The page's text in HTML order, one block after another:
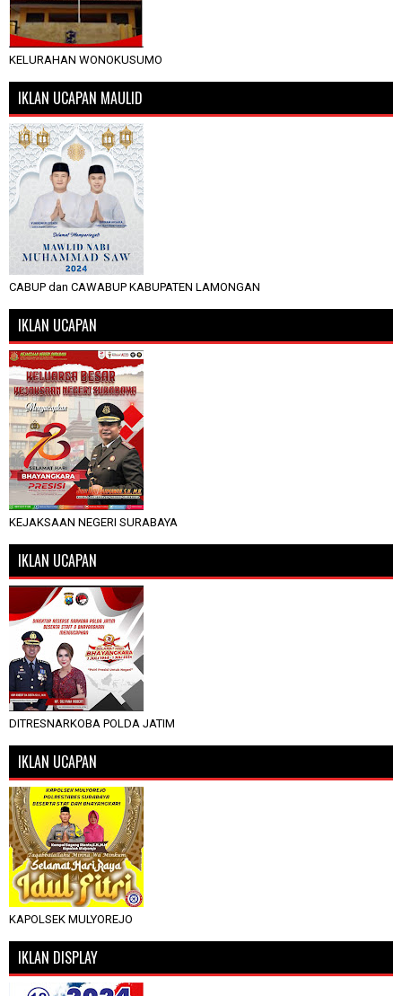
KELURAHAN WONOKUSUMO
IKLAN UCAPAN MAULID
CABUP dan CAWABUP KABUPATEN LAMONGAN
IKLAN UCAPAN
KEJAKSAAN NEGERI SURABAYA
IKLAN UCAPAN
DITRESNARKOBA POLDA JATIM
IKLAN UCAPAN
KAPOLSEK MULYOREJO
IKLAN DISPLAY